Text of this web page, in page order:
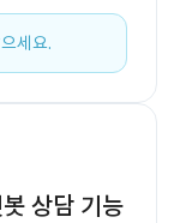
세요.
상담 기능